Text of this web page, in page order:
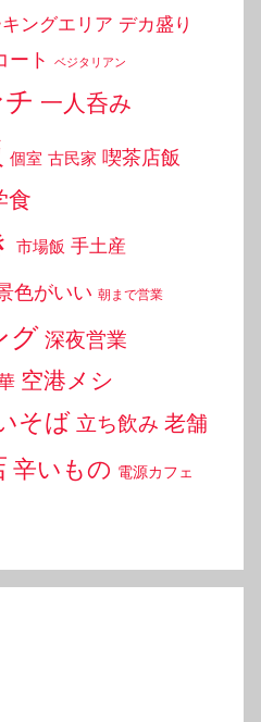
ングエリア デカ盛り
ート ベジタリアン
一人呑み
個室 古民家 喫茶店飯
食
市場飯 手土産
色がいい 朝まで営業
グ 深夜営業
空港メシ
そば 立ち飲み 老舗
辛いもの 電源カフェ